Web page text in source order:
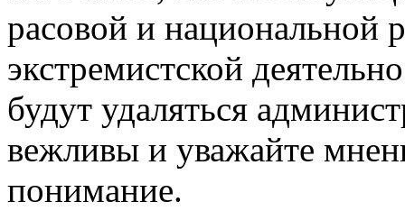
расовой и национальной
экстремистской
будут удаляться
вежливы и уважайте
понимание.